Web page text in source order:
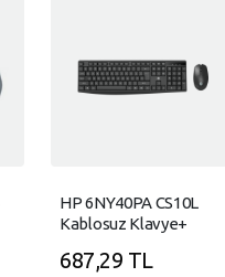
HP 6NY40PA CS10L
Kablosuz Klavye+
687,29 TL